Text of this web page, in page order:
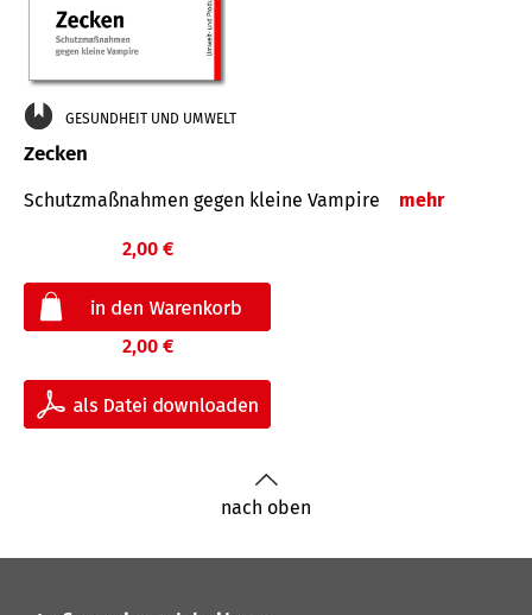
GESUNDHEIT UND UMWELT
Zecken
Schutz­maß­nahmen gegen kleine Vampire mehr
2,00 €
2,00 €
nach oben